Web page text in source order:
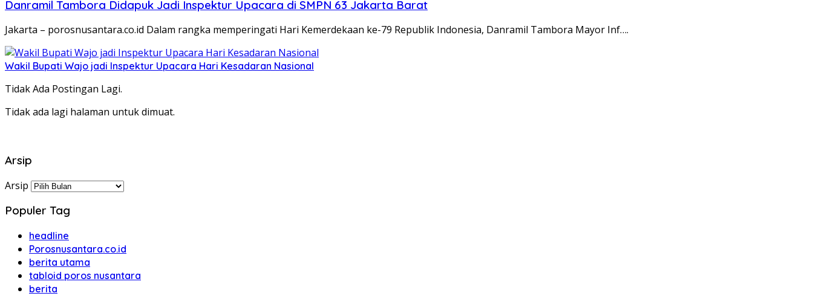
Danramil Tambora Didapuk Jadi Inspektur Upacara di SMPN 63 Jakarta Barat
Jakarta – porosnusantara.co.id Dalam rangka memperingati Hari Kemerdekaan ke-79 Republik Indonesia, Danramil Tambora Mayor Inf….
Wakil Bupati Wajo jadi Inspektur Upacara Hari Kesadaran Nasional
Tidak Ada Postingan Lagi.
Tidak ada lagi halaman untuk dimuat.
Arsip
Arsip
Populer Tag
headline
Porosnusantara.co.id
berita utama
tabloid poros nusantara
berita